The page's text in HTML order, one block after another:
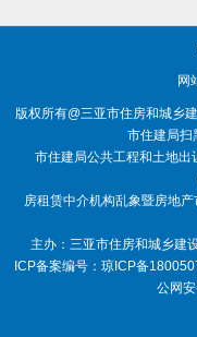
网
版权所有@三亚市住房和城乡
市住建局扫
市住建局公共工程和土地出
房租赁中介机构乱象暨房地
主办：三亚市住房和城乡建
ICP备案编号： 琼ICP备
公网